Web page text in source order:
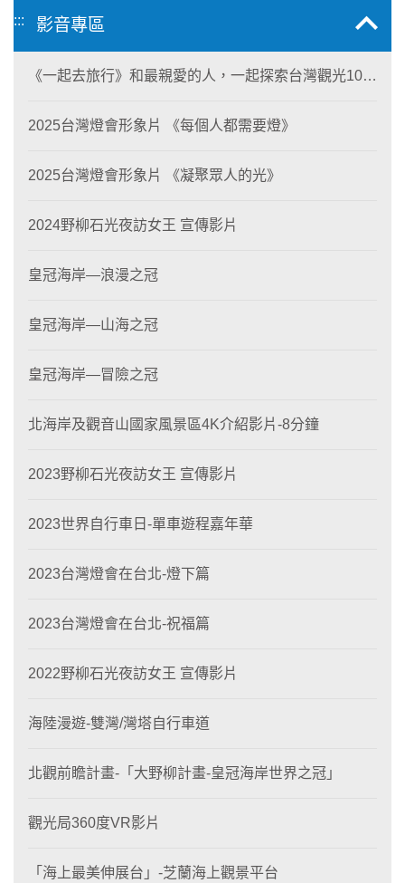
::: 影音專區
《一起去旅行》和最親愛的人，一起探索台灣觀光100
2025台灣燈會形象片 《每個人都需要燈》
2025台灣燈會形象片 《凝聚眾人的光》
2024野柳石光夜訪女王 宣傳影片
皇冠海岸—浪漫之冠
皇冠海岸—山海之冠
皇冠海岸—冒險之冠
北海岸及觀音山國家風景區4K介紹影片-8分鐘
2023野柳石光夜訪女王 宣傳影片
2023世界自行車日-單車遊程嘉年華
2023台灣燈會在台北-燈下篇
2023台灣燈會在台北-祝福篇
2022野柳石光夜訪女王 宣傳影片
海陸漫遊-雙灣/灣塔自行車道
北觀前瞻計畫-「大野柳計畫-皇冠海岸世界之冠」
觀光局360度VR影片
「海上最美伸展台」-芝蘭海上觀景平台